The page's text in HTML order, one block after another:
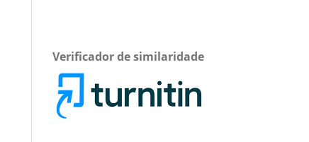
Verificador de similaridade